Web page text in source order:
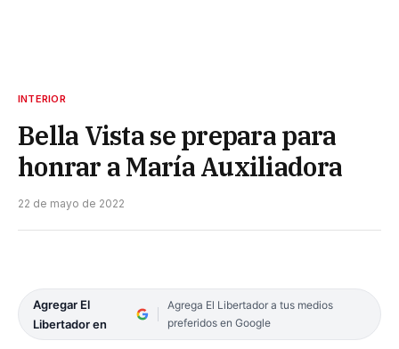
INTERIOR
Bella Vista se prepara para
honrar a María Auxiliadora
22 de mayo de 2022
Agregar El
Libertador en
Agrega El Libertador a tus medios
preferidos en Google